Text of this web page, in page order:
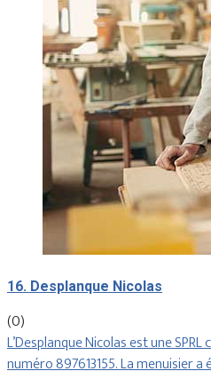
16. Desplanque Nicolas
(0)
L’Desplanque Nicolas est une SPRL
numéro 897613155. La menuisier